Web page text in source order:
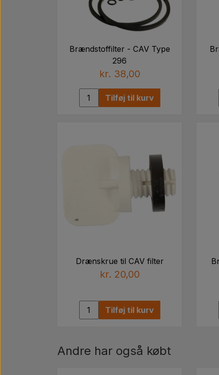
Brændstoffilter - CAV Type
296
kr. 38,00
Tilføj til kurv
Drænskrue til CAV filter
kr. 20,00
Tilføj til kurv
Andre har også købt